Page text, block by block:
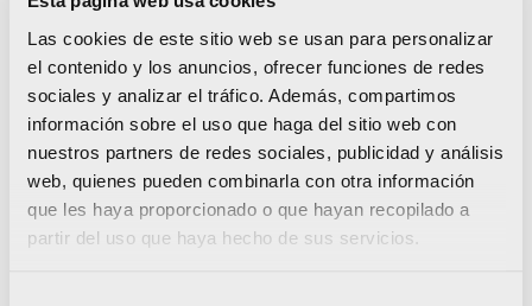
Las cookies de este sitio web se usan para personalizar
el contenido y los anuncios, ofrecer funciones de redes
sociales y analizar el tráfico. Además, compartimos
información sobre el uso que haga del sitio web con
nuestros partners de redes sociales, publicidad y análisis
web, quienes pueden combinarla con otra información
que les haya proporcionado o que hayan recopilado a
partir del uso que haya hecho de sus servicios.
anteriores de Charli Blázquez preparen la gran
prueba nocturna que tomará la noche de València
. Estos entrenamientos se celebrarán
los sábados 22 y29 de abril, los días 6, 13, 20 y27
de mayo y el 3 de junio a las 09:00horas y estarán
limitados a 200 participantes.